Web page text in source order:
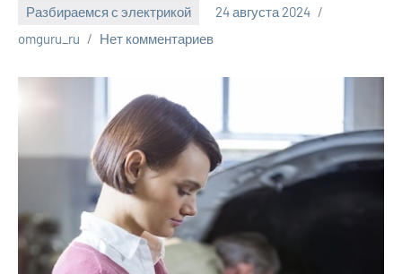
Разбираемся с электрикой
24 августа 2024
omguru_ru
Нет комментариев